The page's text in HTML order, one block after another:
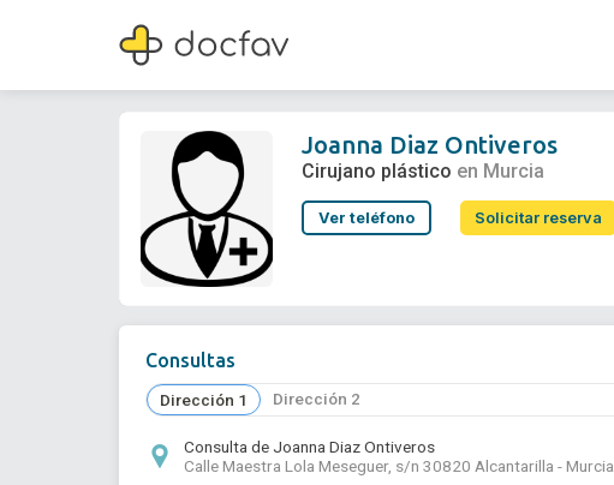
Joanna Diaz Ontiveros
Cirujano plástico
Joanna Diaz Ontiveros
Cirujano plástico en Murcia
Ver teléfono Solicitar reserva
Consultas
Dirección 1 Dirección 2
Consulta de Joanna Diaz Ontiveros
Calle Maestra Lola Meseguer, s/n 30820 Alcantarilla - Murcia